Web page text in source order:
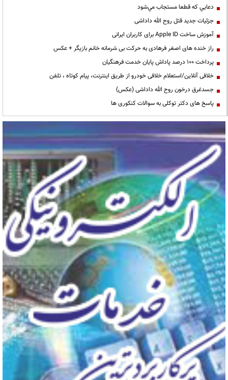
دعايي كه قطعا مستجاب مي‌شود
جزئیات جدید قتل روح الله داداشی
آموزش ساخت Apple ID برای کاربران ایرانی
راز خنده های اصغر فرهادی به حرکت بی شرمانه خانم بازیگر + عکس
پرداخت ۱۰۰ درصد پاداش پایان خدمت فرهنگیان
خلافی آنلاین/استعلام خلافی خودرو از طریق اینترنت، پیام کوتاه ، تلفن
جسدغرق درخون روح الله داداشی (عکس)
پاسخ های دکتر توکلی به سوالات کنکوری ها